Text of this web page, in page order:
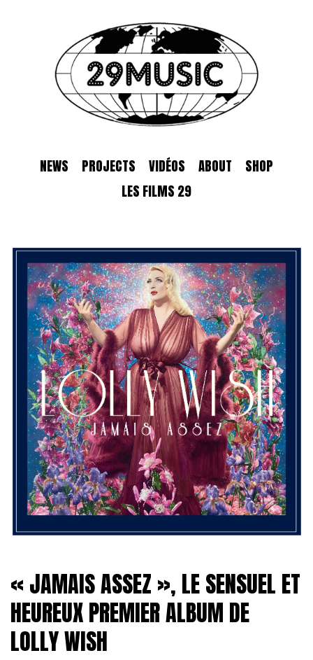
NEWS PROJECTS VIDÉOS ABOUT
SHOP
LES FILMS 29
« JAMAIS ASSEZ », LE SENSUEL ET
HEUREUX PREMIER ALBUM DE
LOLLY WISH